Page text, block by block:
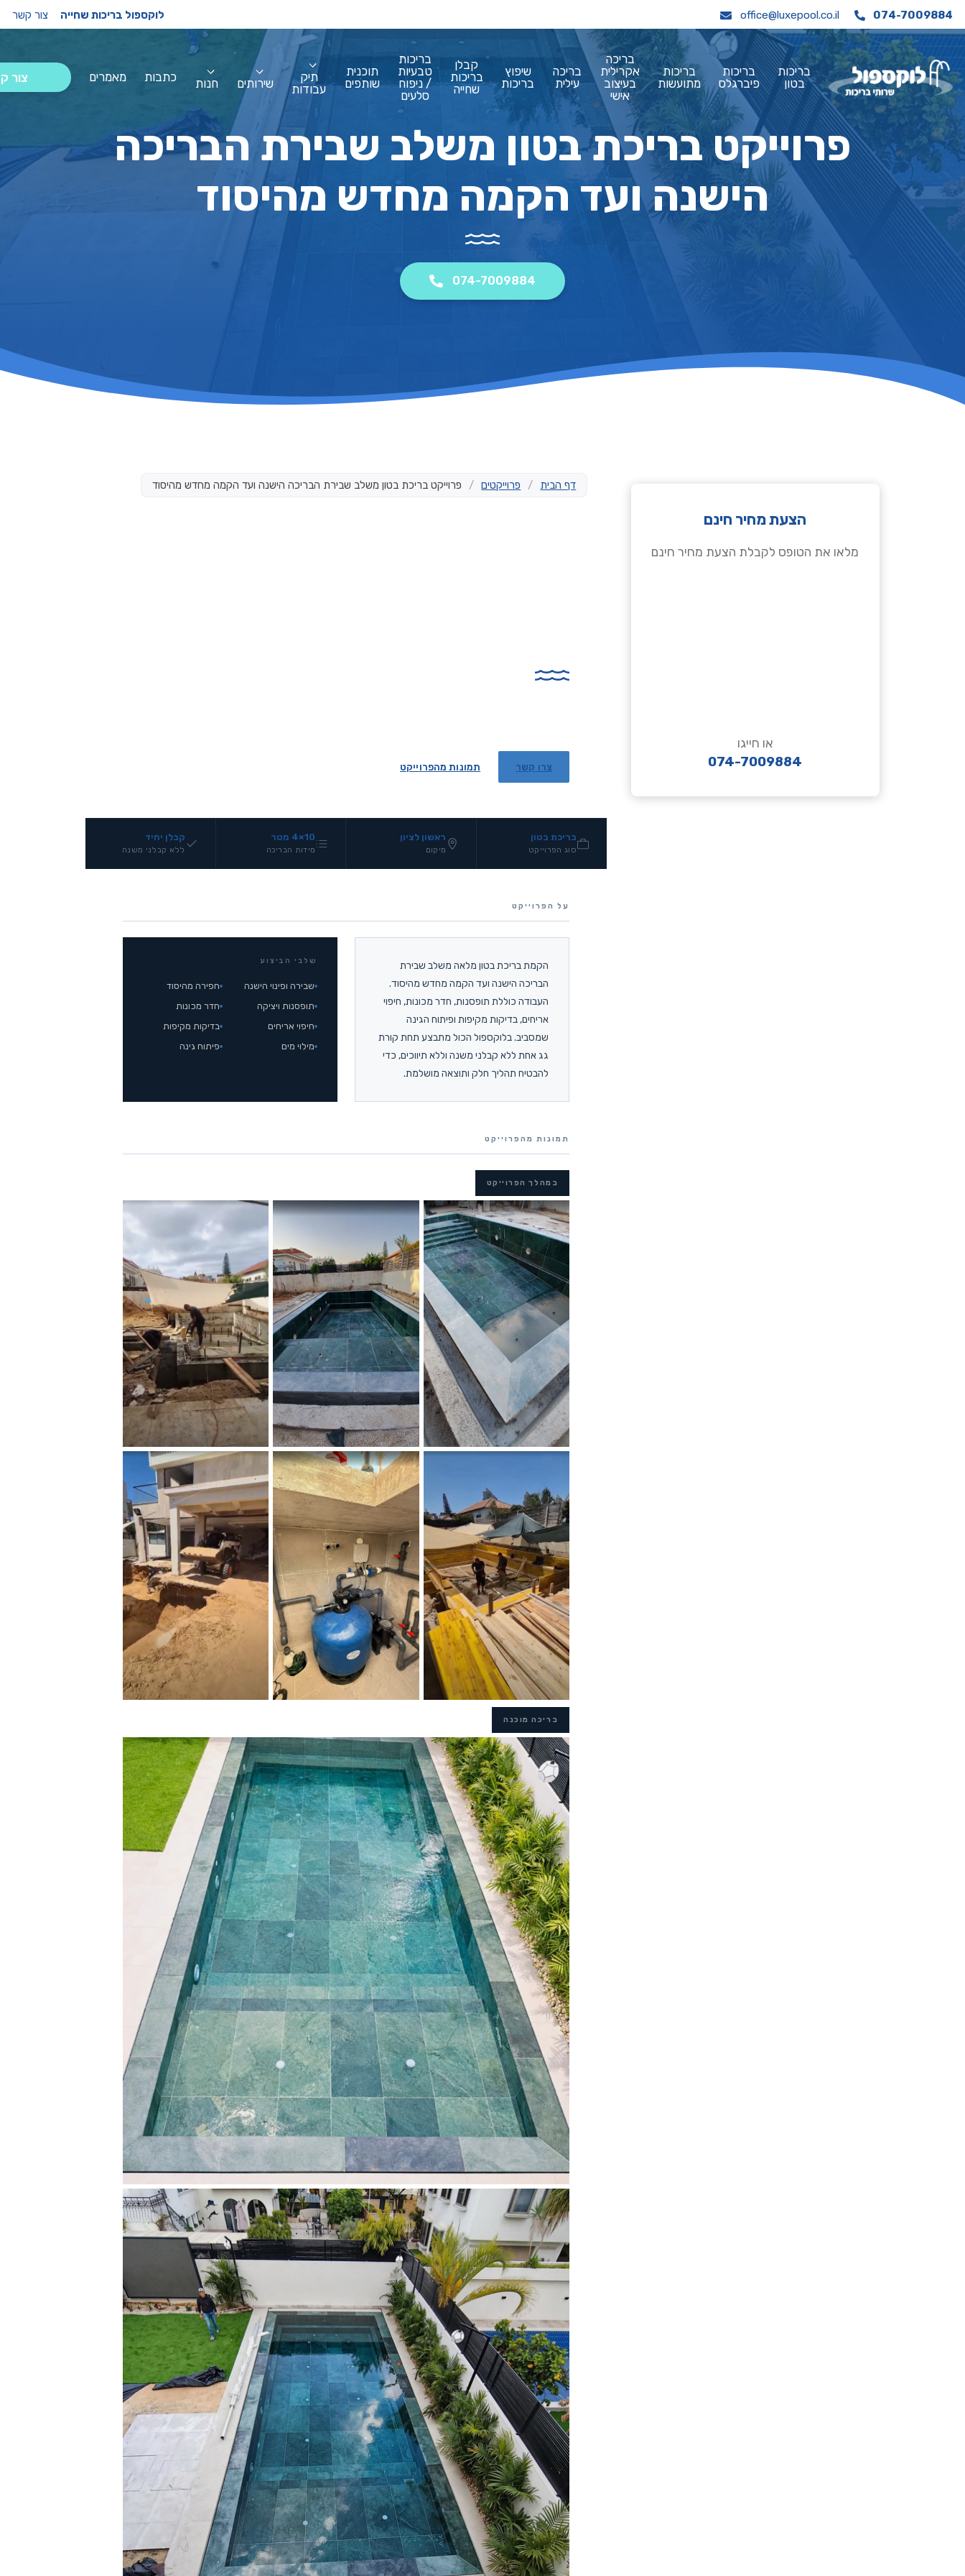
074-7009884
office@luxepool.co.il לוקספול בריכות שחייה צור קשר
בריכות
בטון
בריכות
פיברגלס
בריכות
מתועשות
בריכה
אקרילית
בעיצוב
אישי
בריכה
עילית
שיפוץ
בריכות
קבלן
בריכות
שחייה
בריכות
טבעיות
/ ניפוח
סלעים
תוכנית
שותפים
תיק
עבודות
שירותים חנות כתבות מאמרים צור
פרוייקט בריכת בטון משלב שבירת הבריכה
הישנה ועד הקמה מחדש מהיסוד
074-7009884
דף הבית / פרוייקטים / פרוייקט בריכת בטון משלב שבירת הבריכה הישנה ועד הקמה מחדש מהיסוד
צרו קשר תמונות מהפרוייקט
בריכת בטון
סוג הפרוייקט
ראשון לציון
מיקום
10×4 מטר
מידות הבריכה
קבלן יחיד
ללא קבלני משנה
על הפרוייקט
הקמת בריכת בטון מלאה משלב שבירת
הבריכה הישנה ועד הקמה מחדש מהיסוד.
העבודה כוללת תופסנות, חדר מכונות, חיפוי
אריחים, בדיקות מקיפות ופיתוח הגינה
שמסביב. בלוקספול הכול מתבצע תחת קורת
גג אחת ללא קבלני משנה וללא תיווכים, כדי
להבטיח תהליך חלק ותוצאה מושלמת.
שלבי הביצוע
שבירה ופינוי הישנה
חפירה מהיסוד
תופסנות ויציקה
חדר מכונות
חיפוי אריחים
בדיקות מקיפות
מילוי מים
פיתוח גינה
תמונות מהפרוייקט
במהלך הפרוייקט
בריכה מוכנה
הצעת מחיר חינם
מלאו את הטופס לקבלת הצעת מחיר חינם
או חייגו
074-7009884